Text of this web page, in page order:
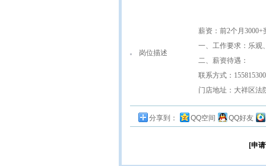
岗位描述
薪资：前2个月3000+
一、工作要求：乐观
二、薪资待遇：
联系方式：
门店地址：大祥区法
分享到： QQ空间 QQ好友
[申